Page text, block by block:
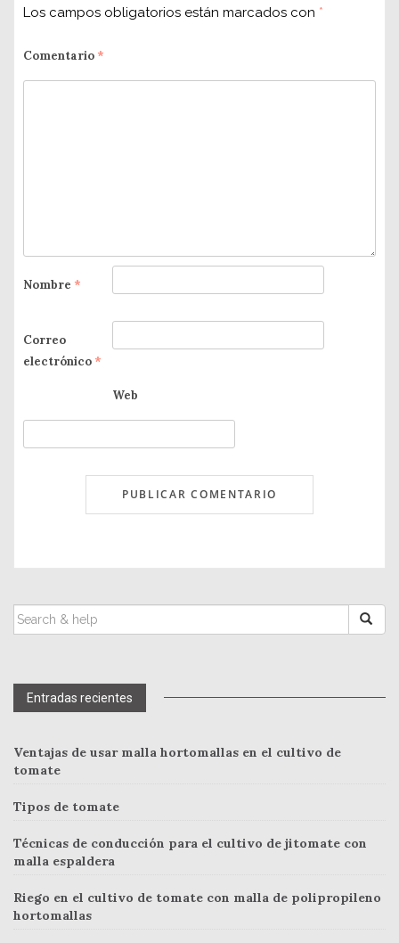
Los campos obligatorios están marcados con *
Comentario *
Nombre *
Correo
electrónico *
Web
SEARCH
FOR:
Entradas recientes
Ventajas de usar malla hortomallas en el cultivo de
tomate
Tipos de tomate
Técnicas de conducción para el cultivo de jitomate con
malla espaldera
Riego en el cultivo de tomate con malla de polipropileno
hortomallas